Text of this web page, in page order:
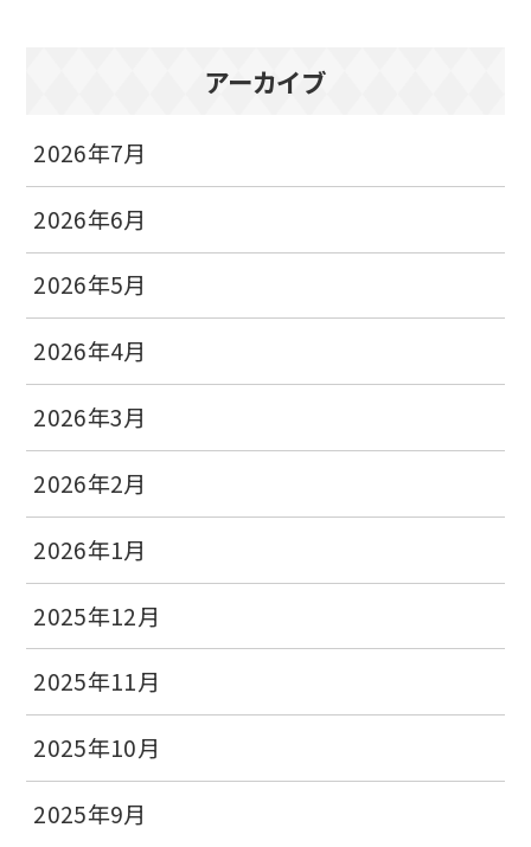
アーカイブ
2026年7月
2026年6月
2026年5月
2026年4月
2026年3月
2026年2月
2026年1月
2025年12月
2025年11月
2025年10月
2025年9月